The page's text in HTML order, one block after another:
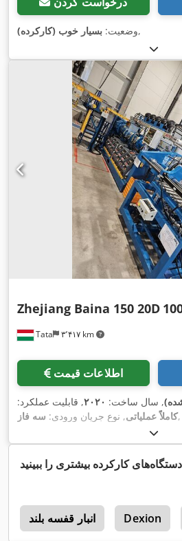
وضعیت: بسیار خوب (کارکرده) ,
Tata ۳٬۴۱۷ km
Zhejiang Baina 150 20D
اطلاعات قیمت
, سال ساخت: ۲۰۲۰, قابلیت عملکرد:
کاملاً عملیاتی, نوع جریان ورودی: سه فاز ,
دستگاه‌های کارکرده بیشتری را ببینید
انبار قفسه بلند Dexion